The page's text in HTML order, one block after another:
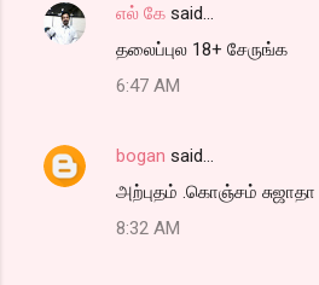
C
e
எல் கே said…
தலைப்புல 18+ சேருங்க
6:47 AM
bogan said…
அற்புதம் .கொஞ்சம் சுஜாதா
8:32 AM